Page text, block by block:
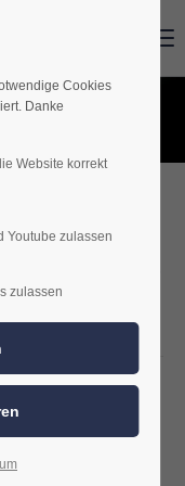
wenig Wert auf
fiel das HiFi-
Cookies
Danke
Website korrekt
Youtube zulassen
zulassen